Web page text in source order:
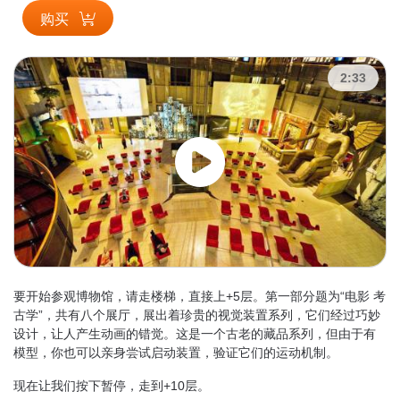
购买
2:33
要开始参观博物馆，请走楼梯，直接上+5层。第一部分题为“电影 考
古学”，共有八个展厅，展出着珍贵的视觉装置系列，它们经过巧妙
设计，让人产生动画的错觉。这是一个古老的藏品系列，但由于有
模型，你也可以亲身尝试启动装置，验证它们的运动机制。
现在让我们按下暂停，走到+10层。